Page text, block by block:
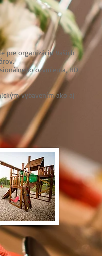
pre organizáciu Vašich
ozvučenia, HD
vybavením ako aj